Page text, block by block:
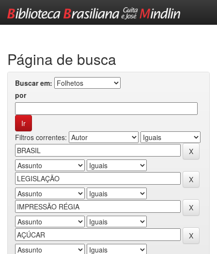
Página de busca
Buscar em:
por
Filtros correntes: